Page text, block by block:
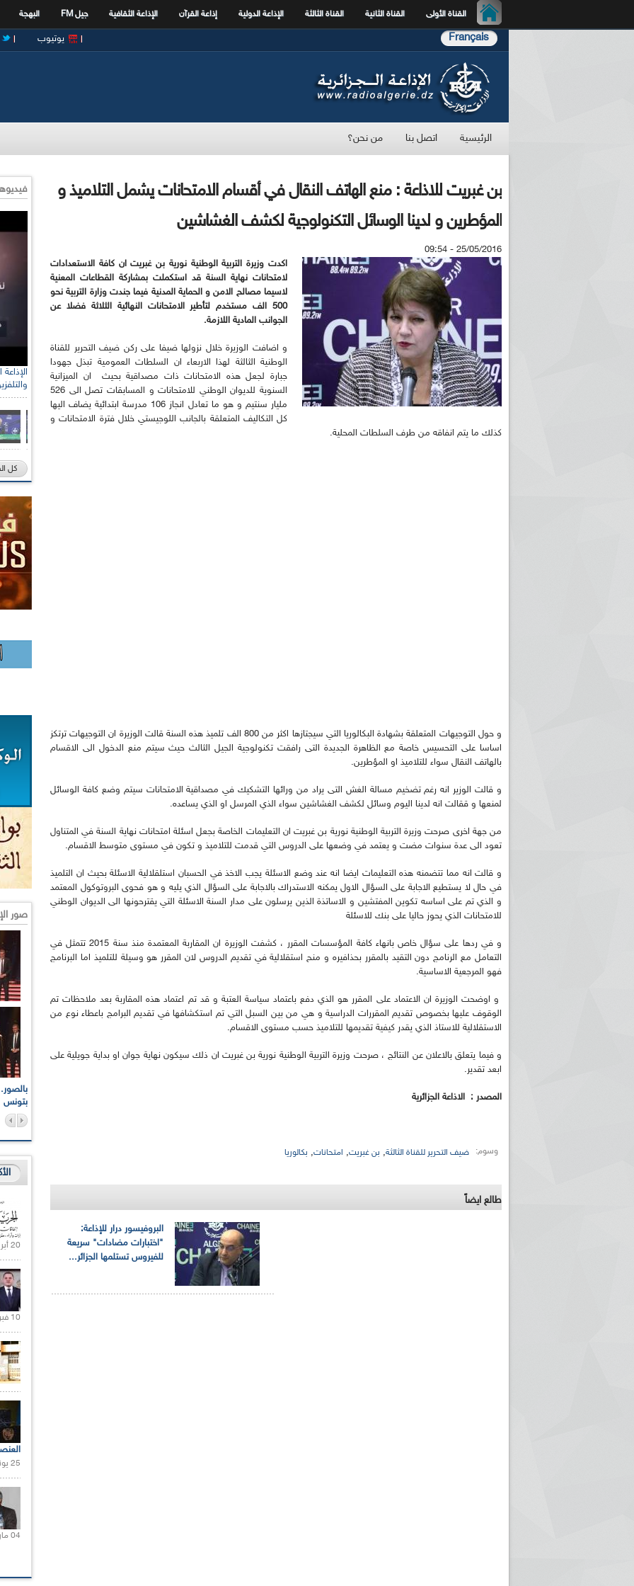
القناة الأولى القناة الثانية القناة الثالثة الإذاعة الدولية إذاعة القرآن الإذاعة الثقافية جيل FM البهجة
Français يوتيوب
الرئيسية اتصل بنا من نحن؟
بن غبريت للاذاعة : منع الهاتف النقال في أقسام الامتحانات يشمل التلاميذ و
المؤطرين و لدينا الوسائل التكنولوجية لكشف الغشاشين
25/05/2016 - 09:54
اكدت وزيرة التربية الوطنية نورية بن غبريت ان كافة الاستعدادات
لامتحانات نهاية السنة قد استكملت بمشاركة القطاعات المعنية
لاسيما مصالح الامن و الحماية المدنية فيما جندت وزارة التربية نحو
500 الف مستخدم لتأطير الامتحانات النهائية الثلاثة فضلا عن
الجوانب المادية اللازمة.
و اضافت الوزيرة خلال نزولها ضيفا على ركن ضيف التحرير للقناة
الوطنية الثالثة لهذا الاربعاء ان السلطات العمومية تبذل جهودا
جبارة لجعل هذه الامتحانات ذات مصداقية بحيث ان الميزانية
السنوية للديوان الوطني للامتحانات و المسابقات تصل الى 526
مليار سنتيم و هو ما تعادل انجاز 106 مدرسة ابتدائية يضاف اليها
كل التكاليف المتعلقة بالجانب اللوجيستي خلال فترة الامتحانات و
كذلك ما يتم انفاقه من طرف السلطات المحلية.
و حول التوجيهات المتعلقة بشهادة البكالوريا التي سيجتازها اكثر من 800 الف تلميذ هذه السنة قالت الوزيرة ان التوجيهات ترتكز
اساسا على التحسيس خاصة مع الظاهرة الجديدة التى رافقت تكنولوجية الجيل الثالث حيث سيتم منع الدخول الى الاقسام
بالهاتف النقال سواء للتلاميذ او المؤطرين.
و قالت الوزير انه رغم تضخيم مسالة الغش التى يراد من ورائها التشكيك في مصداقية الامتحانات سيتم وضع كافة الوسائل
لمنعها و ققالت انه لدينا اليوم وسائل لكشف الغشاشين سواء الذي المرسل او الذي يساعده.
من جهة اخرى صرحت وزيرة التربية الوطنية نورية بن غبريت ان التعليمات الخاصة بجعل اسئلة امتحانات نهاية السنة في المتناول
تعود الى عدة سنوات مضت و يعتمد في وضعها على الدروس التي قدمت للتلاميذ و تكون في مستوى متوسط الاقسام.
و قالت انه مما تتضمنه هذه التعليمات ايضا انه عند وضع الاسئلة يجب الاخذ في الحسبان استلقلالية الاسئلة بحيث ان التلميذ
في حال لا يستطيع الاجابة على السؤال الاول يمكنه الاستدراك بالاجابة على السؤال الذي يليه و هو فحوى البروتوكول المعتمد
و الذي تم على اساسه تكوين المفتشين و الاساتذة الذين يرسلون على مدار السنة الاسئلة التي يقترحونها الى الديوان الوطني
للامتحانات الذي يحوز حاليا على بنك للاسئلة
و في ردها على سؤال خاص بانهاء كافة المؤسسات المقرر ، كشفت الوزيرة ان المقاربة المعتمدة منذ سنة 2015 تتمثل في
التعامل مع الرنامج دون التقيد بالمقرر بحذافيره و منح استقلالية في تقديم الدروس لان المقرر هو وسيلة للتلميذ اما البرنامج
فهو المرجعية الاساسية.
و اوضحت الوزيرة ان الاعتماد على المقرر هو الذي دفع باعتماد سياسة العتبة و قد تم اعتماد هذه المقاربة بعد ملاحظات تم
الوقوف عليها بخصوص تقديم المقررات الدراسية و هي من بين السبل التي تم استكشافها في تقديم البرامج باعطاء نوع من
الاستقلالية للاستاذ الذي يقدر كيفية تقديمها للتلاميذ حسب مستوى الاقسام.
و فيما يتعلق بالاعلان عن النتائج ، صرحت وزيرة التربية الوطنية نورية بن غبريت ان ذلك سيكون نهاية جوان او بداية جويلية على
ابعد تقدير.
المصدر : الاذاعة الجزائرية
وسوم: ضيف التحرير للقناة الثالثة, بن غبريت, امتحانات, بكالوريا
طالع ايضاً
البروفيسور درار للإذاعة:
"اختبارات مضادات" سريعة
للفيروس تستلمها الجزائر...
كل
صور
بتونس
حول مرافقة وتغطية الإنتخابات المحلية لـ27 نوفمبر 2021
20 أبريل 2021 |
10 فبراير 2021 |
25 يونيو 2021 |
04 مارس 2020 |